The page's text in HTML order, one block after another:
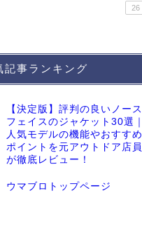
26
記事ランキング
【決定版】評判の良いノース
フェイスのジャケット30選｜
人気モデルの機能やおすすめ
ポイントを元アウトドア店員
が徹底レビュー！
ウマブロトップページ